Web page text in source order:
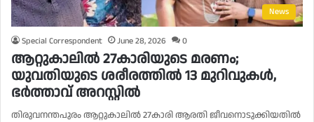
News
Special Correspondent June 28, 2026 0
ആറ്റുകാലില്‍ 27കാരിയുടെ മരണം;
യുവതിയുടെ ശരീരത്തില്‍ 13 മുറിവുകള്‍,
ഭര്‍ത്താവ് അറസ്റ്റില്‍
തിരുവനന്തപുരം ആറ്റുകാലില്‍ 27കാരി ആരതി ജീവനൊടുക്കിയതില്‍